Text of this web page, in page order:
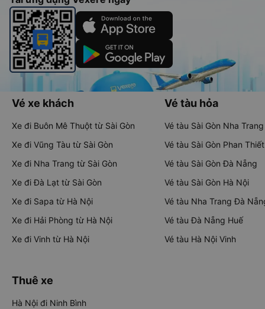
Vé xe khách
Xe đi Buôn Mê Thuột từ Sài Gòn
Xe đi Vũng Tàu từ Sài Gòn
Xe đi Nha Trang từ Sài Gòn
Xe đi Đà Lạt từ Sài Gòn
Xe đi Sapa từ Hà Nội
Xe đi Hải Phòng từ Hà Nội
Xe đi Vinh từ Hà Nội
Vé tàu hỏa
Vé tàu Sài Gòn Nha Trang
Vé tàu Sài Gòn Phan Thiết
Vé tàu Sài Gòn Đà Nẵng
Vé tàu Sài Gòn Hà Nội
Vé tàu Nha Trang Đà
Vé tàu Đà Nẵng Huế
Vé tàu Hà Nội Vinh
Thuê xe
Hà Nội đi Ninh Bình